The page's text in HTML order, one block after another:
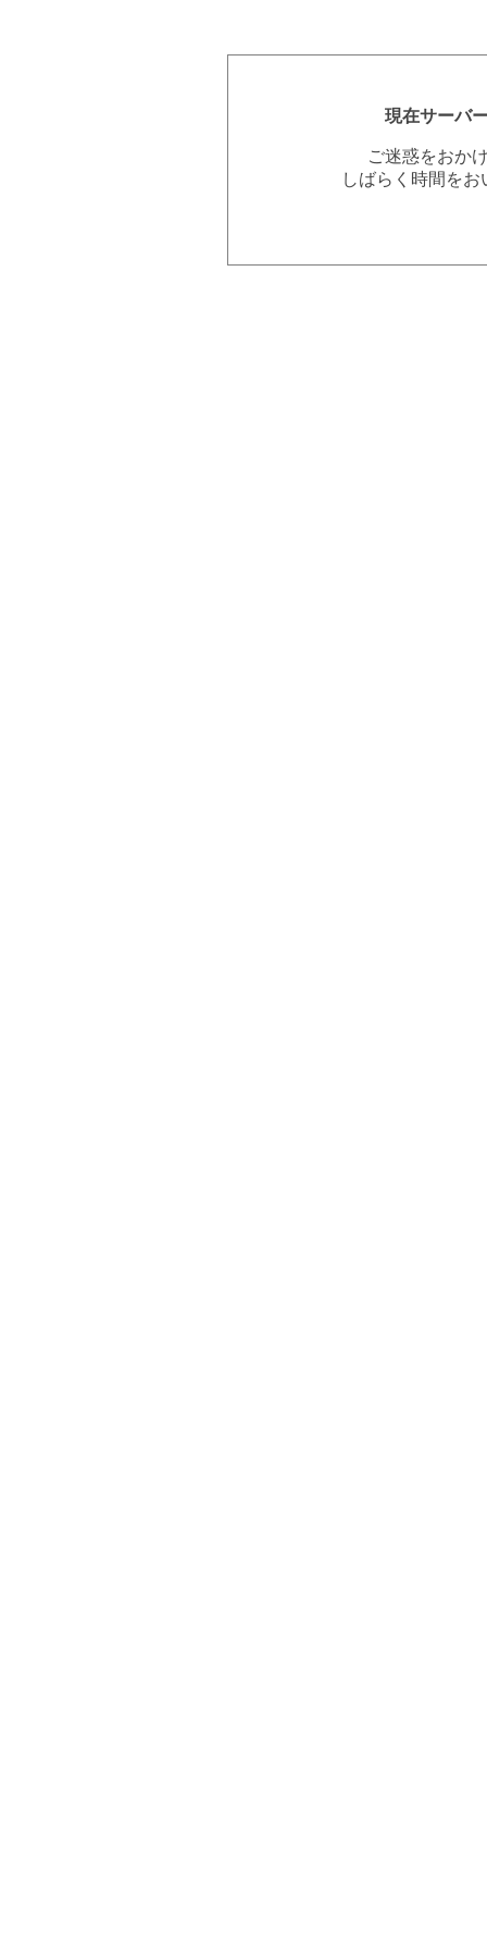
現在サーバ
ご迷惑をおか
しばらく時間を